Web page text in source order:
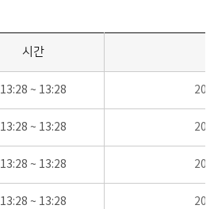
시간
13:28 ~ 13:28
13:28 ~ 13:28
13:28 ~ 13:28
13:28 ~ 13:28